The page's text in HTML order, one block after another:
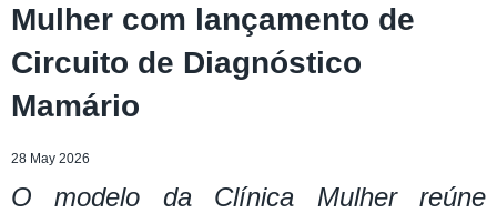
Mulher com lançamento de
Circuito de Diagnóstico
Mamário
28 May 2026
O modelo da Clínica Mulher reúne